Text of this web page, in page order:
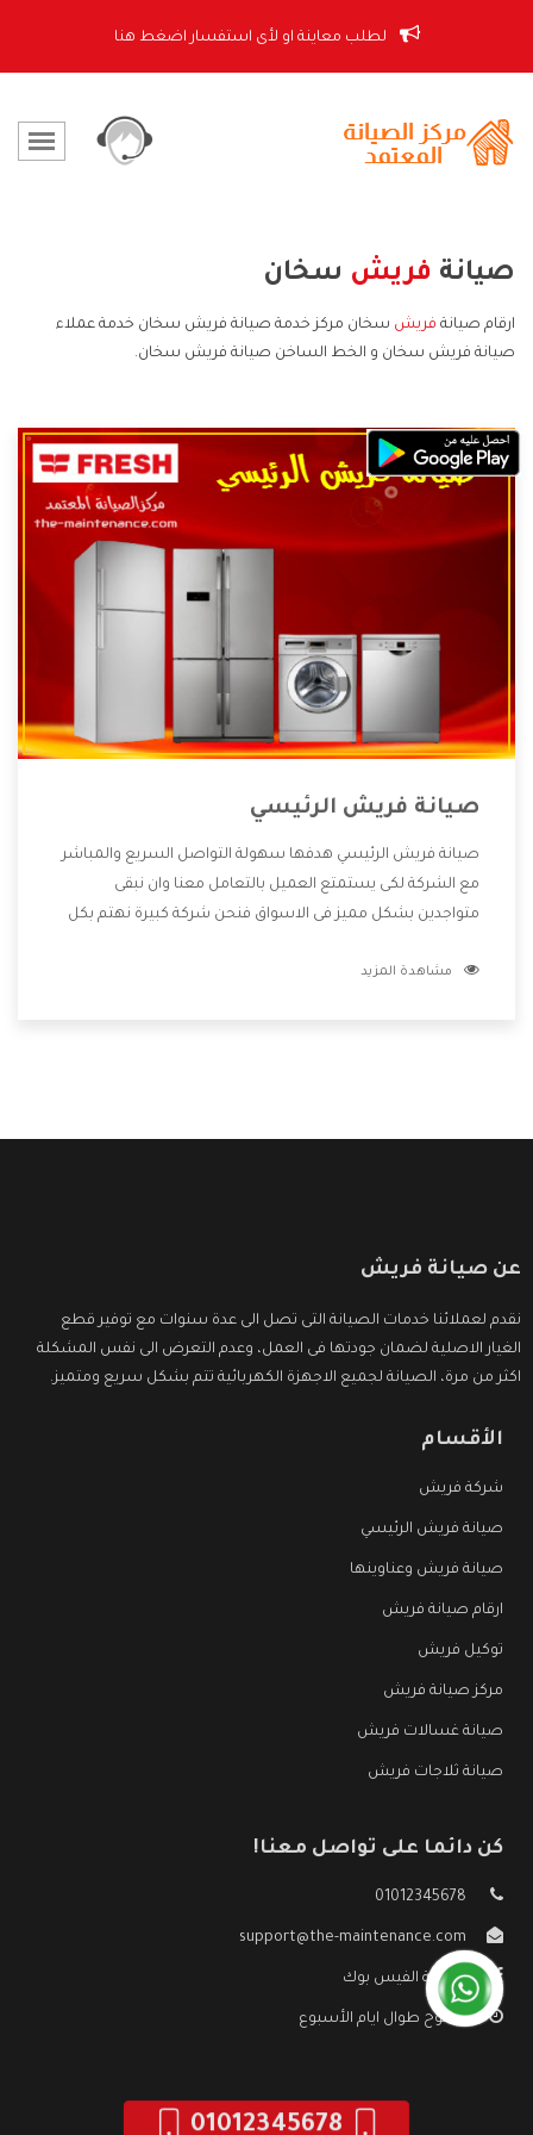
لطلب معاينة او لأى استفسار اضغط هنا
صيانة فريش سخان
ارقام صيانة فريش سخان مركز خدمة صيانة فريش سخان خدمة عملاء
صيانة فريش سخان و الخط الساخن صيانة فريش سخان.
صيانة فريش الرئيسي
صيانة فريش الرئيسي هدفها سهولة التواصل السريع والمباشر
مع الشركة لكى يستمتع العميل بالتعامل معنا وان نبقى
متواجدين بشكل مميز فى الاسواق فنحن شركة كبيرة نهتم بكل
الشركة بها والتى تكون منها خدمة الصيانة التى تكون من أهم
مشاهدة المزيد
عن صيانة فريش
نقدم لعملائنا خدمات الصيانة التى تصل الى عدة سنوات مع توفير قطع
الغيار الاصلية لضمان جودتها فى العمل، وعدم التعرض الى نفس المشكلة
اكثر من مرة، الصيانة لجميع الاجهزة الكهربائية تتم بشكل سريع ومتميز.
الأقسام
شركة فريش
صيانة فريش الرئيسي
صيانة فريش وعناوينها
ارقام صيانة فريش
توكيل فريش
مركز صيانة فريش
صيانة غسالات فريش
صيانة ثلاجات فريش
كن دائما على تواصل معنا!
01012345678
support@the-maintenance.com
صفحة الفيس بوك
مفتوح طوال ايام الأسبوع
01012345678